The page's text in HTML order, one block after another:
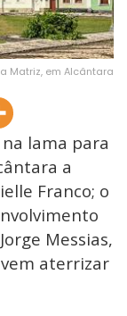
Matriz, em Alcântara
lama para
a
Franco; o
Messias,
aterrizar